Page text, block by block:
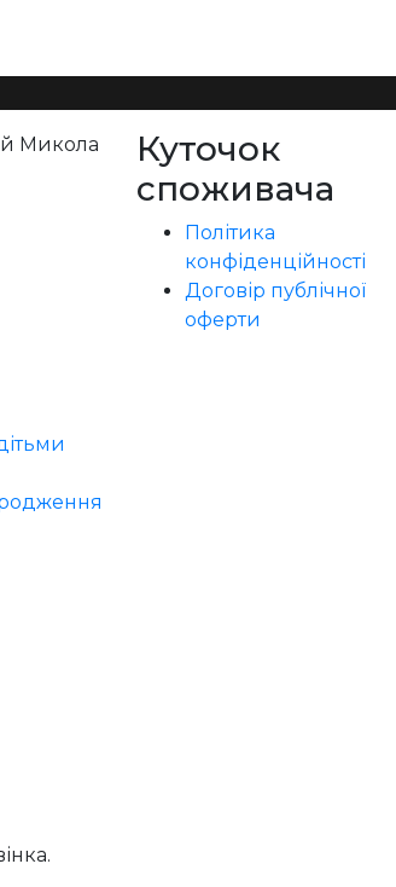
Куточок
споживача
Політика
конфіденційності
Договір публічної
оферти